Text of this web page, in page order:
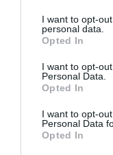
not limited to your
grant or deny
use your data for
consent section.
I want to opt-
personal data.
Opted In
I want to opt-
Personal Data.
Opted In
I want to opt-
Personal Data
Opted In
τομογραφίας
Παλαιός.